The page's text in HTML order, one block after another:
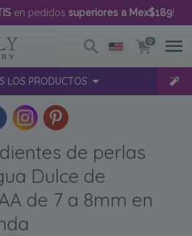
en pedidos superiores a Mex$189!
0
LOS PRODUCTOS
de perlas
Dulce de
de 7 a 8mm en